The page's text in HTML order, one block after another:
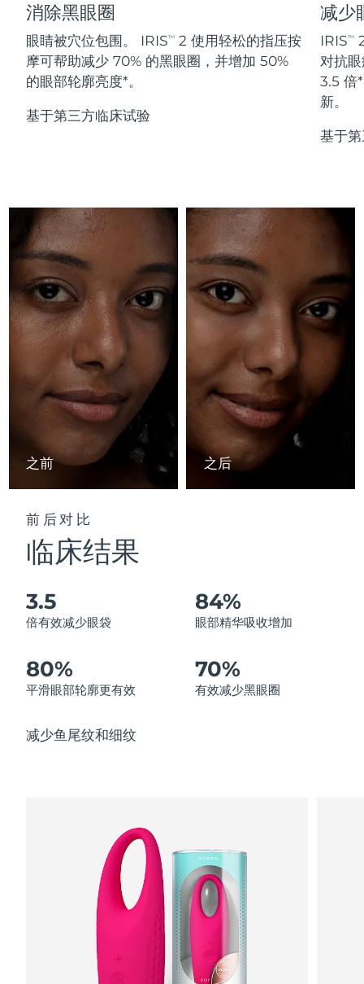
消除黑眼圈
眼睛被穴位包围。 IRISTM
2 使用轻松的指压按
摩可帮助减少 70% 的黑眼圈，并增加 50%
的眼部轮廓亮度*。
基于第三方临床试验
减少
IRISTM
对抗
3.5 倍
新。
基于
之前 之后
前后对比
临床结果
3.5
倍有效减少眼袋
84%
眼部精华吸收增加
80%
平滑眼部轮廓更有效
70%
有效减少黑眼圈
减少鱼尾纹和细纹
PEACH™ 2 go
Travel-friendly IPL hair removal
PEACH™ Cooling Prep Gel
SUPERCHARGED™ serum
Firming body serum
ESPADA™ 2
Acne treatment device
ESPADA™ Blemish Solution
ESPADA™ 设备
All acne treatment devices
IRIS™ 2
Rejuvenating eye massager
眼部护理设备
All revitalizing eye massagers
毛孔护理
KIWI™ derma
Diamond microdermabrasion .
KIWI™ 皮肤护理
Advanced pore care essentials
护发
LUNA™ 4 hair
2-in-1 LED scalp massager
LUNA™ Dual-Peptide Scalp
Serum
For healthy hair
NEW
issa™ Teeth Whitening Gel
18% PAP
护肤品 男士
全部购买
FOREO APP
匈牙利 预计送达日期 8/8/26
8/9/26
8/6/26
马恩岛 预计送达日期 8/10/26
以色列 预计送达日期
意大利 预计送达日期 8/8/26
日本 预计送达日期 8/11/26
泽西岛 预计送达日期
哈萨克斯坦 预计送达日期
科威特 预计送达日期8/8/26
拉脱维亚 预计送达日期8/8/26
黎巴嫩
立陶宛
卢森堡 预计送达日期
马来西亚 预计送达日期
预计送达日期
预计送达日期